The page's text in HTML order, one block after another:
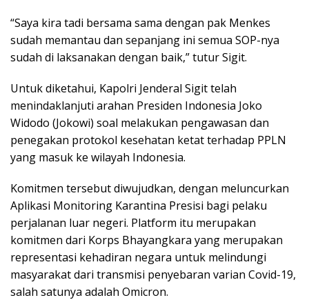
“Saya kira tadi bersama sama dengan pak Menkes
sudah memantau dan sepanjang ini semua SOP-nya
sudah di laksanakan dengan baik,” tutur Sigit.
Untuk diketahui, Kapolri Jenderal Sigit telah
menindaklanjuti arahan Presiden Indonesia Joko
Widodo (Jokowi) soal melakukan pengawasan dan
penegakan protokol kesehatan ketat terhadap PPLN
yang masuk ke wilayah Indonesia.
Komitmen tersebut diwujudkan, dengan meluncurkan
Aplikasi Monitoring Karantina Presisi bagi pelaku
perjalanan luar negeri. Platform itu merupakan
komitmen dari Korps Bhayangkara yang merupakan
representasi kehadiran negara untuk melindungi
masyarakat dari transmisi penyebaran varian Covid-19,
salah satunya adalah Omicron.